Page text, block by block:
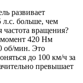
развивает
л.с. больше, чем
вращения?
420 Нм
об/мин. Это
до 100 км/ч за
превышает